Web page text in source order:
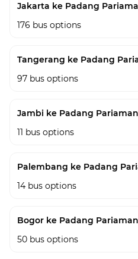
Jakarta ke Padang
176 bus options
Tangerang ke Padang
97 bus options
Jambi ke Padang Pariaman
11 bus options
Palembang ke Padang
14 bus options
Bogor ke Padang Pariaman
50 bus options